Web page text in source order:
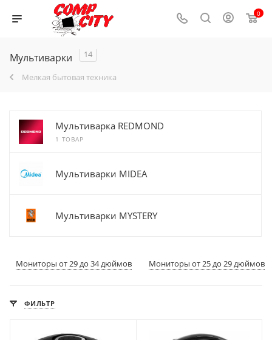
0
Мультиварки 14
Мелкая бытовая техника
Мультиварка REDMOND
1 ТОВАР
Мультиварки MIDEA
Мультиварки MYSTERY
Мониторы от 29 до 34 дюймов Мониторы от 25 до 29 дюймов
ФИЛЬТР